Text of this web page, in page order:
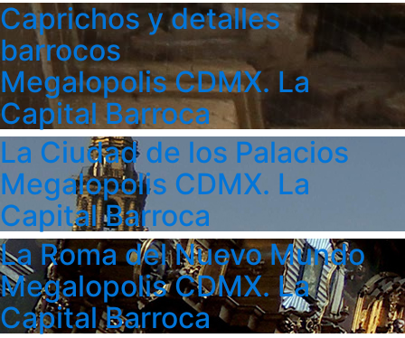
Caprichos y detalles
barrocos
Megalopolis CDMX. La
Capital Barroca
La Ciudad de los Palacios
Megalopolis CDMX. La
Capital Barroca
La Roma del Nuevo Mundo
Megalopolis CDMX. La
Capital Barroca